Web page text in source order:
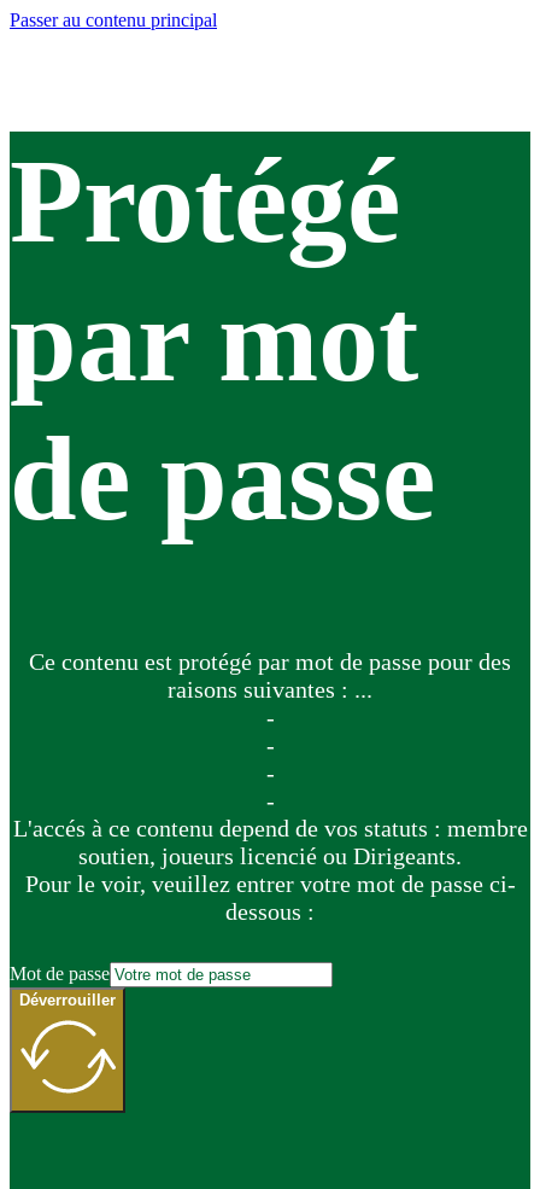
Passer au contenu principal
Protégé
par mot
de passe
Ce contenu est protégé par mot de passe pour des
raisons suivantes : ...
-
-
-
-
L'accés à ce contenu depend de vos statuts : membre
soutien, joueurs licencié ou Dirigeants.
Pour le voir, veuillez entrer votre mot de passe ci-
dessous :
Mot de passe
Déverrouiller